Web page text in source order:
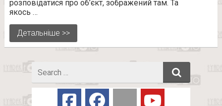
розповідатися про об’єкт, зображений там. Та
якось …
Детальніше >>
Search
for